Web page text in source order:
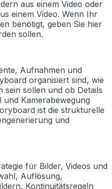
aus einem Video oder
einem Video. Wenn Ihr
benötigt, geben Sie hier
sollen.
Aufnahmen und
organisiert sind, wie
sein sollen und ob Details
und Kamerabewegung
ist die strukturelle
und
für Bilder, Videos und
Auflösung,
Kontinuitätsregeln